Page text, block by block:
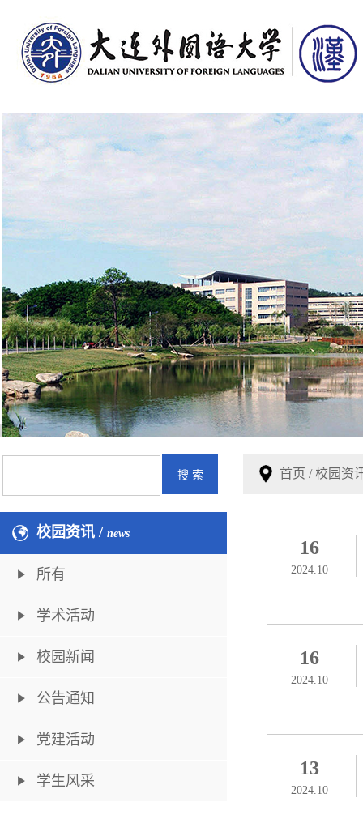
校园资讯 / news
所有
学术活动
校园新闻
公告通知
党建活动
学生风采
首页 /校园资
16
2024.10
16
2024.10
13
2024.10